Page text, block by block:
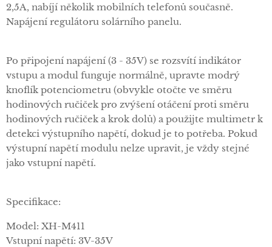
2,5A, nabíjí několik mobilních telefonů současně.
Napájení regulátoru solárního panelu.
Po připojení napájení (3 - 35V) se rozsvítí indikátor
vstupu a modul funguje normálně, upravte modrý
knoflík potenciometru (obvykle otočte ve směru
hodinových ručiček pro zvýšení otáčení proti směru
hodinových ručiček a krok dolů) a použijte multimetr k
detekci výstupního napětí, dokud je to potřeba. Pokud
výstupní napětí modulu nelze upravit, je vždy stejné
jako vstupní napětí.
Specifikace:
Model: XH-M411
Vstupní napětí: 3V-35V